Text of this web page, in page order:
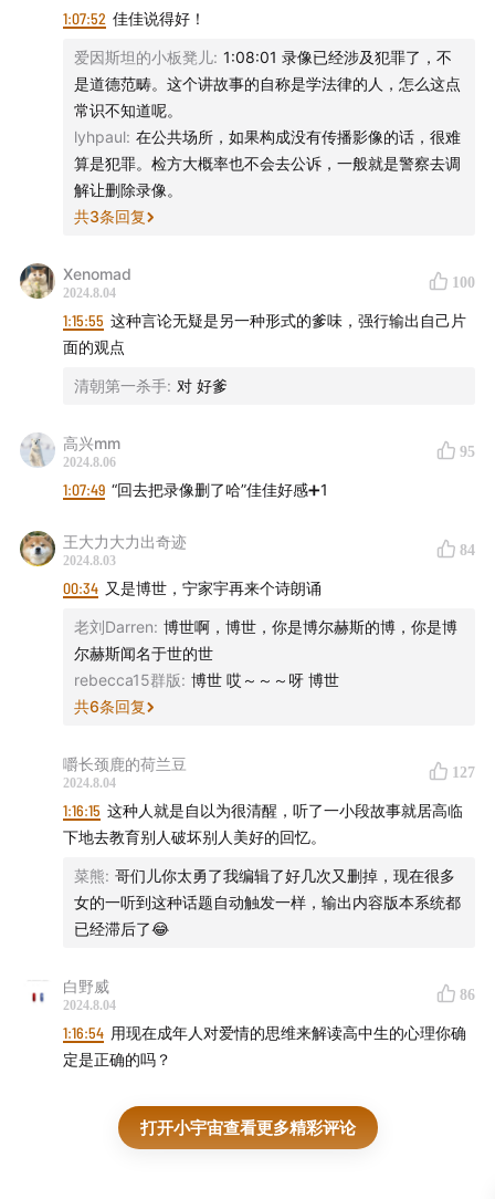
1:07:52 佳佳说得好！
爱因斯坦的小板凳儿: 1:08:01 录像已经涉及犯罪了，不
是道德范畴。这个讲故事的自称是学法律的人，怎么这点
常识不知道呢。
lyhpaul: 在公共场所，如果构成没有传播影像的话，很难
算是犯罪。检方大概率也不会去公诉，一般就是警察去调
解让删除录像。
共3条回复
Xenomad
2024.8.04
100
1:15:55 这种言论无疑是另一种形式的爹味，强行输出自己片
面的观点
清朝第一杀手: 对 好爹
高兴mm
2024.8.06
95
1:07:49 “回去把录像删了哈”佳佳好感➕1
王大力大力出奇迹
2024.8.03
84
00:34 又是博世，宁家宇再来个诗朗诵
老刘Darren: 博世啊，博世，你是博尔赫斯的博，你是博
尔赫斯闻名于世的世
rebecca15群版: 博世 哎～～～呀 博世
共6条回复
嚼长颈鹿的荷兰豆
2024.8.04
127
1:16:15 这种人就是自以为很清醒，听了一小段故事就居高临
下地去教育别人破坏别人美好的回忆。
菜熊: 哥们儿你太勇了我编辑了好几次又删掉，现在很多
女的一听到这种话题自动触发一样，输出内容版本系统都
已经滞后了😂
白野威
2024.8.04
86
1:16:54 用现在成年人对爱情的思维来解读高中生的心理你确
定是正确的吗？
打开小宇宙查看更多精彩评论